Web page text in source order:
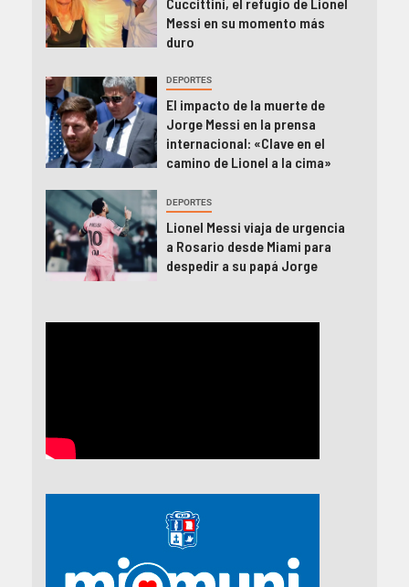
Messi en su momento más
duro
DEPORTES
El impacto de la muerte de
Jorge Messi en la prensa
internacional: «Clave en el
camino de Lionel a la cima»
DEPORTES
Lionel Messi viaja de urgencia
a Rosario desde Miami para
despedir a su papá Jorge